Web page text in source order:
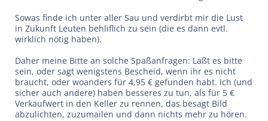
Sowas finde ich unter aller Sau und verdirbt mir die Lust
in Zukunft Leuten behliflich zu sein (die es dann evtl.
wirklich nötig haben).
Daher meine Bitte an solche Spaßanfragen: Laßt es bitte
sein, oder sagt wenigstens Bescheid, wenn ihr es nicht
braucht, oder woanders für 4,95 € gefunden habt. Ich (und
sicher auch andere) haben besseres zu tun, als für 5 €
Verkaufwert in den Keller zu rennen, das besagt Bild
abzulichten, zuzumailen und dann nichts mehr zu hören.